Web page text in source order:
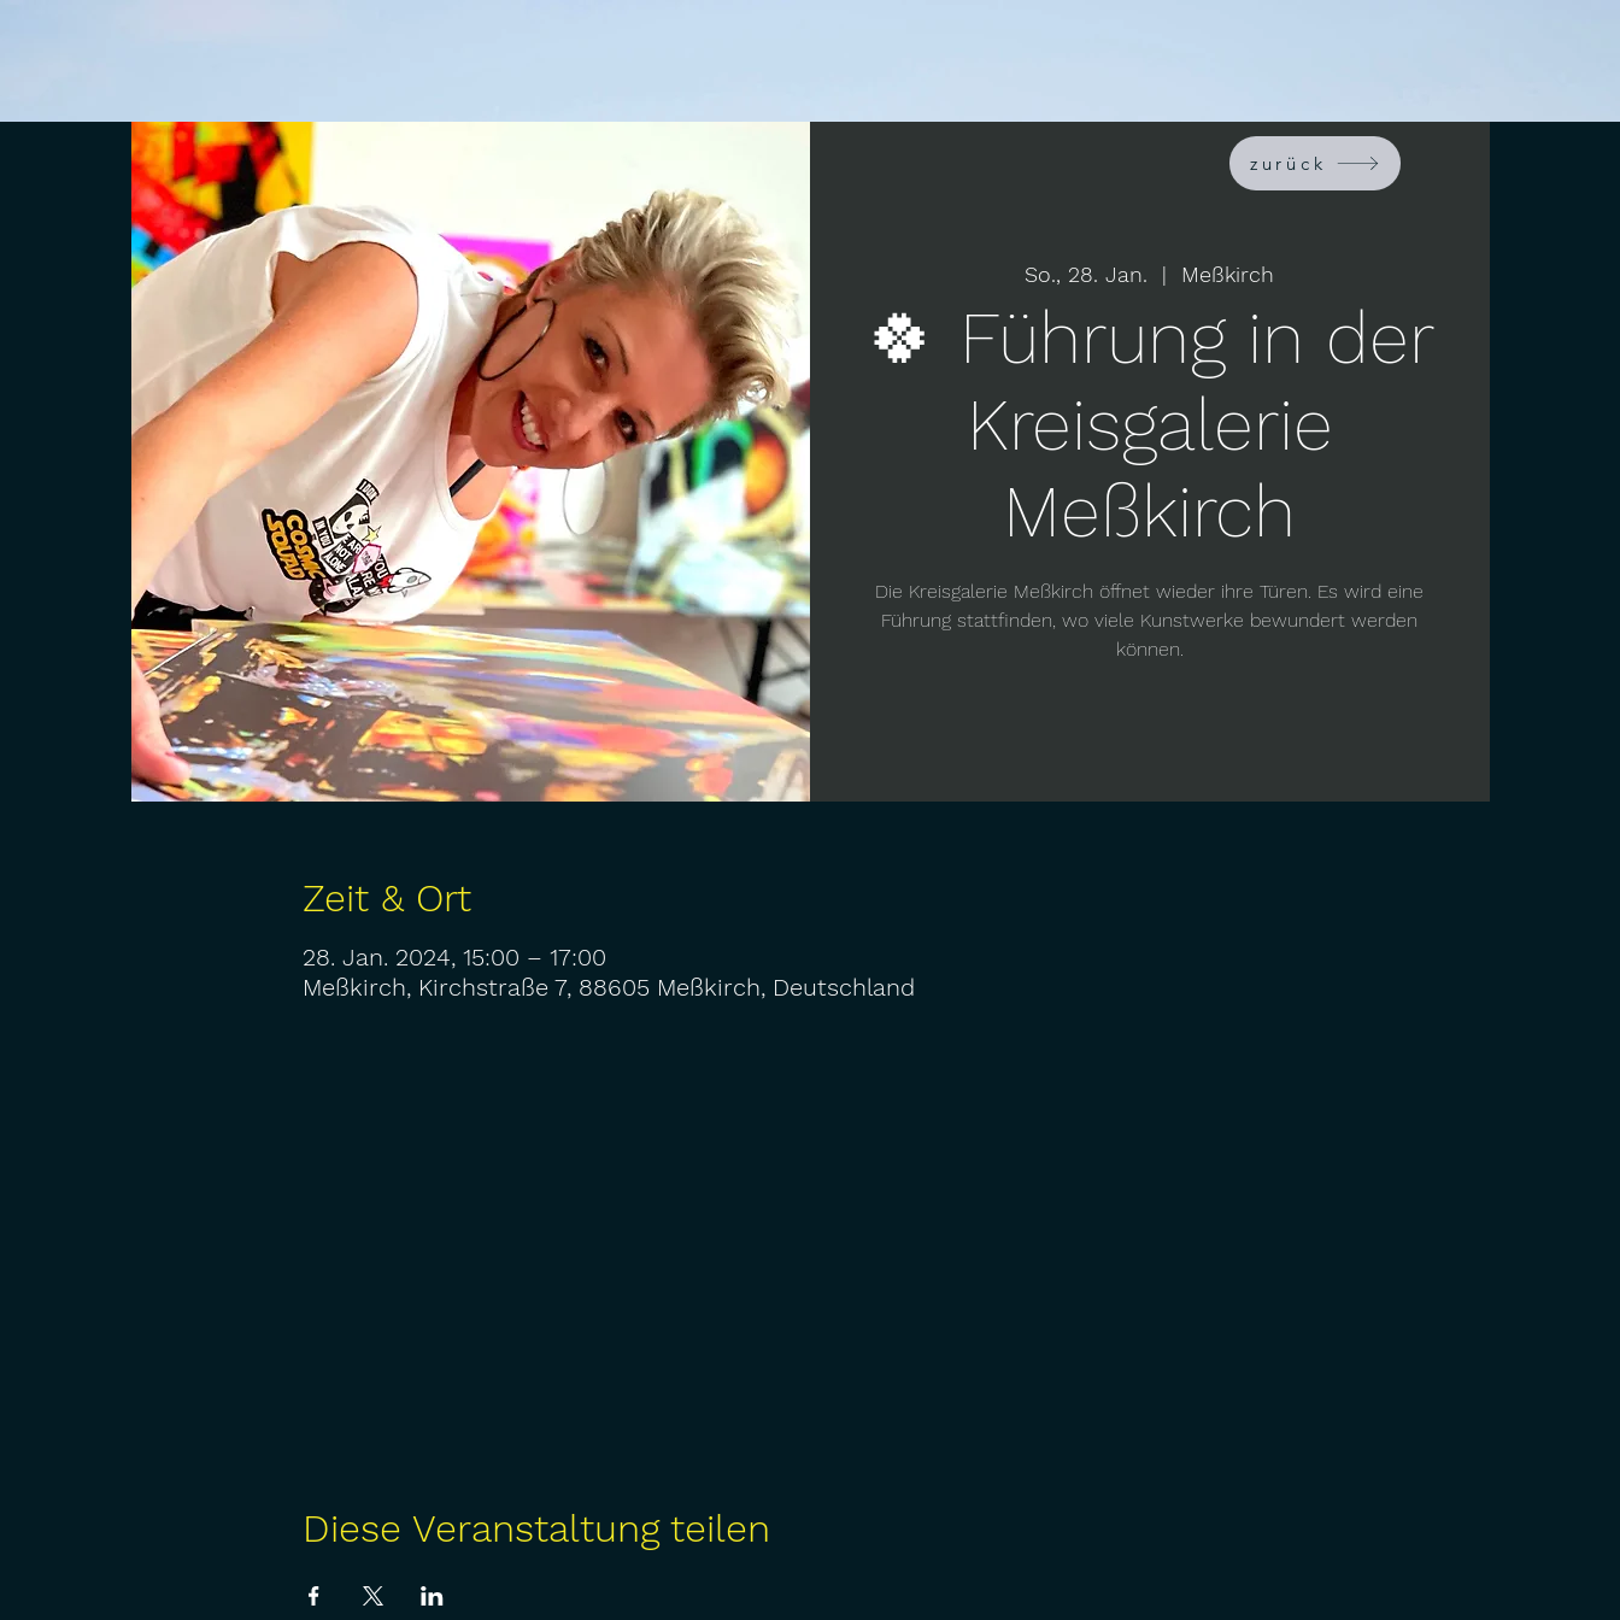
So., 28. Jan.
  |
Meßkirch
🍀 Führung in der
Kreisgalerie
Meßkirch
Die Kreisgalerie Meßkirch öffnet wieder ihre Türen. Es wird eine
Führung stattfinden, wo viele Kunstwerke bewundert werden
können.
Zeit & Ort
28. Jan. 2024, 15:00 – 17:00
Meßkirch, Kirchstraße 7, 88605 Meßkirch, Deutschland
Diese Veranstaltung teilen
zurück